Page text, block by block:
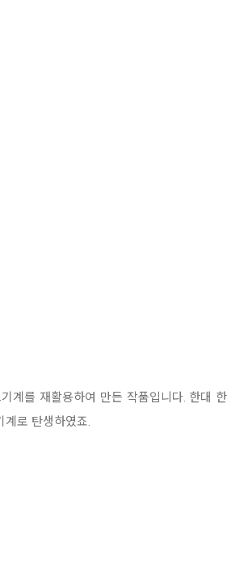
계를 재활용하여 만든 작품입니다. 한대
계로 탄생하였죠.